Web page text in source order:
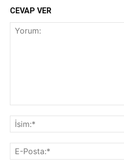
CEVAP VER